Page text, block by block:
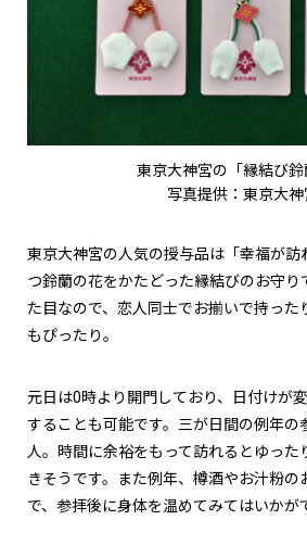
東京大神宮の「縁結び鈴
写真提供：東京大神
東京大神宮の人気の授与品は「幸福が訪
つ鈴蘭の花をかたどった縁結びのお守り
た目なので、恋人同士でお揃いで持った
もぴったり。
元日は0時より開門しており、日付けが
することも可能です。三が日間の例年の
人。時間に余裕をもって訪れるとゆった
きそうです。また例年、樽酒やお汁粉の
で、参拝後に身体を温めてみてはいかが